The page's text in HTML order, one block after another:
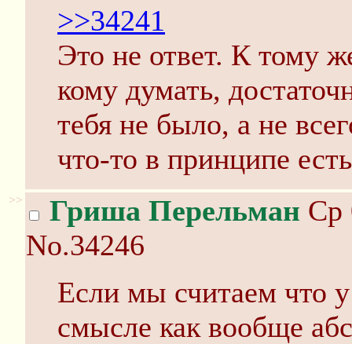
>>34241
Это не ответ. К тому
кому думать,
тебя не было, а не
что-то в принципе
>> Гриша Перельман Ср
No.34246
Если мы считаем что
смысле как вообще